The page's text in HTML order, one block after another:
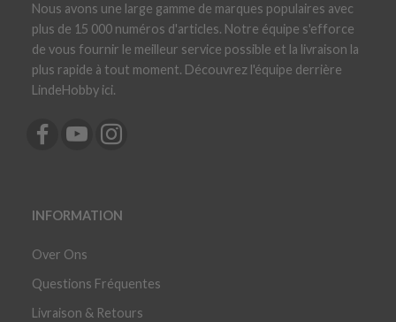
Nous avons une large gamme de marques populaires avec
plus de 15 000 numéros d'articles. Notre équipe s'efforce
de vous fournir le meilleur service possible et la livraison la
plus rapide à tout moment. Découvrez l'équipe derrière
LindeHobby ici.
INFORMATION
Over Ons
Questions Fréquentes
Livraison & Retours